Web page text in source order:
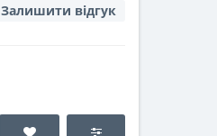
Залишити відгук